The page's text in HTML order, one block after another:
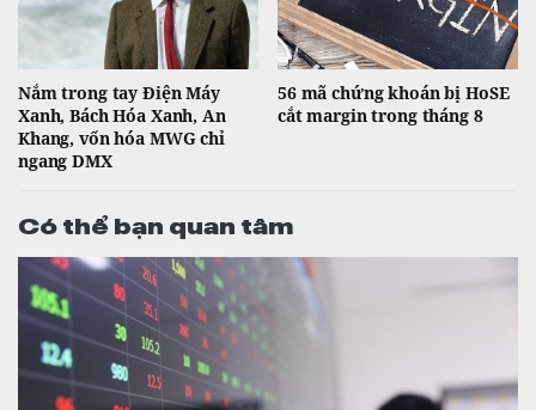
Nắm trong tay Điện Máy
Xanh, Bách Hóa Xanh, An
Khang, vốn hóa MWG chỉ
ngang DMX
56 mã chứng khoán bị HoSE
cắt margin trong tháng 8
Có thể bạn quan tâm